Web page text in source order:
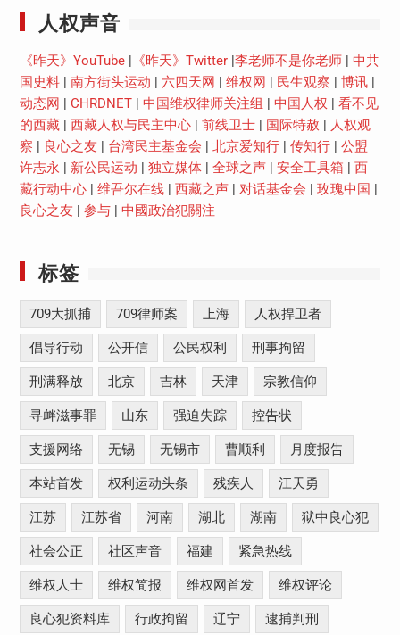
人权声音
《昨天》YouTube| 《昨天》Twitter| 李老师不是你老师| 中共
国史料| 南方街头运动 六四天网 维权网 民生观察 博讯|
动态网
CHRDNET| 中国维权律师关注组 中国人权
看不见
的西藏| 西藏人权与民主中心| 前线卫士| 国际特赦
人权观
察
良心之友 台湾民主基金会 北京爱知行| 传知行| 公盟
许志永
新公民运动 独立媒体| 全球之声| 安全工具箱
西
藏行动中心| 维吾尔在线| 西藏之声| 对话基金会 玫瑰中国
良心之友
参与| 中國政治犯關注
标签
709大抓捕 709律师案 上海 人权捍卫者
倡导行动 公开信 公民权利 刑事拘留
刑满释放 北京 吉林 天津 宗教信仰
寻衅滋事罪 山东 强迫失踪 控告状
支援网络 无锡 无锡市 曹顺利 月度报告
本站首发 权利运动头条 残疾人 江天勇
江苏 江苏省 河南 湖北 湖南 狱中良心犯
社会公正 社区声音 福建 紧急热线
维权人士 维权简报 维权网首发 维权评论
良心犯资料库 行政拘留 辽宁 逮捕判刑